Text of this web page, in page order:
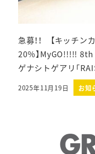
急募！！ 【キッチ
20％】MyGO!!!!!
ゲナシトゲアリ「
投稿日
2025年11月19日 お知